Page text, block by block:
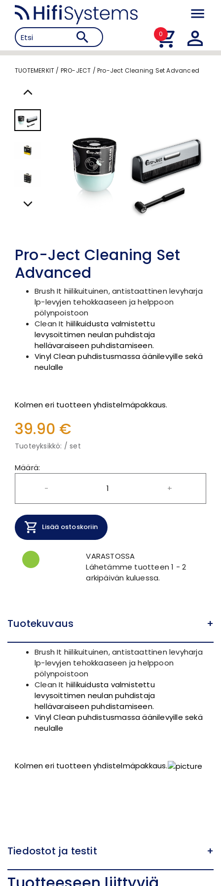
0
TUOTEMERKIT / PRO-JECT /Pro-Ject Cleaning Set Advanced
Pro-Ject Cleaning Set
Advanced
Brush It hiilikuituinen, antistaattinen levyharja
lp-levyjen tehokkaaseen ja helppoon
pölynpoistoon
Clean It hiilikuidusta valmistettu
levysoittimen neulan puhdistaja
hellävaraiseen puhdistamiseen.
Vinyl Clean puhdistusmassa äänilevyille sekä
neulalle
Kolmen eri tuotteen yhdistelmäpakkaus.
39.90 €
Tuoteyksikkö: / set
Määrä:
-
+
Lisää ostoskoriin
VARASTOSSA
Lähetämme tuotteen 1 - 2
arkipäivän kuluessa.
Tuotekuvaus +
Brush It hiilikuituinen, antistaattinen levyharja
lp-levyjen tehokkaaseen ja helppoon
pölynpoistoon
Clean It hiilikuidusta valmistettu
levysoittimen neulan puhdistaja
hellävaraiseen puhdistamiseen.
Vinyl Clean puhdistusmassa äänilevyille sekä
neulalle
Kolmen eri tuotteen yhdistelmäpakkaus.
Tiedostot ja testit +